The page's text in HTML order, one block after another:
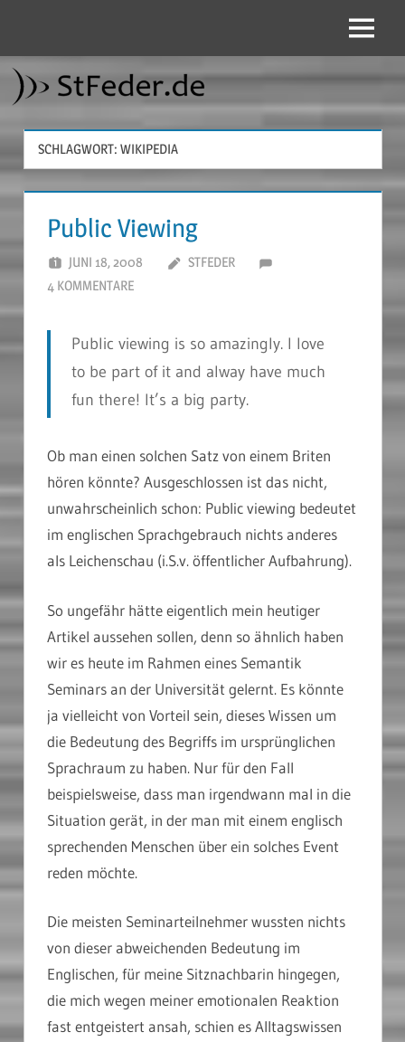
springen
Menü
SCHLAGWORT: WIKIPEDIA
Public Viewing
JUNI 18, 2008
STFEDER
4 KOMMENTARE
Public viewing is so amazingly. I love
to be part of it and alway have much
fun there! It’s a big party.
Ob man einen solchen Satz von einem Briten
hören könnte? Ausgeschlossen ist das nicht,
unwahrscheinlich schon: Public viewing bedeutet
im englischen Sprachgebrauch nichts anderes
als Leichenschau (i.S.v. öffentlicher Aufbahrung).
So ungefähr hätte eigentlich mein heutiger
Artikel aussehen sollen, denn so ähnlich haben
wir es heute im Rahmen eines Semantik
Seminars an der Universität gelernt. Es könnte
ja vielleicht von Vorteil sein, dieses Wissen um
die Bedeutung des Begriffs im ursprünglichen
Sprachraum zu haben. Nur für den Fall
beispielsweise, dass man irgendwann mal in die
Situation gerät, in der man mit einem englisch
sprechenden Menschen über ein solches Event
reden möchte.
Die meisten Seminarteilnehmer wussten nichts
von dieser abweichenden Bedeutung im
Englischen, für meine Sitznachbarin hingegen,
die mich wegen meiner emotionalen Reaktion
fast entgeistert ansah, schien es Alltagswissen